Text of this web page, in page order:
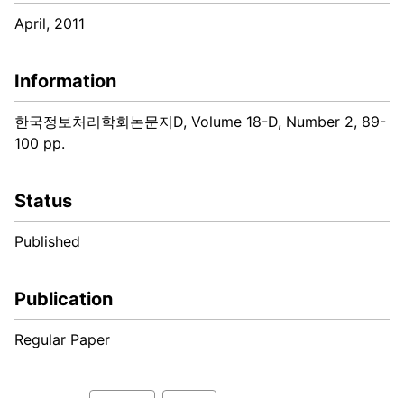
April, 2011
Information
한국정보처리학회논문지D, Volume 18-D, Number 2, 89-
100 pp.
Status
Published
Publication
Regular Paper